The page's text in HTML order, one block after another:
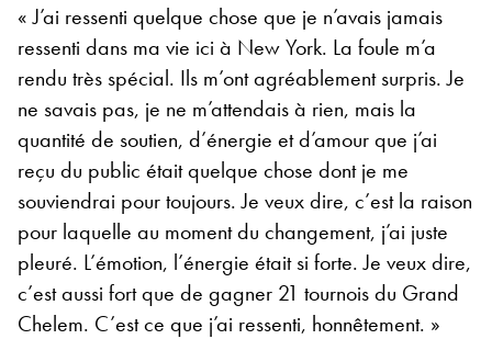
« J’ai ressenti quelque chose que je n’avais jamais
ressenti dans ma vie ici à New York. La foule m’a
rendu très spécial. Ils m’ont agréablement surpris. Je
ne savais pas, je ne m’attendais à rien, mais la
quantité de soutien, d’énergie et d’amour que j’ai
reçu du public était quelque chose dont je me
souviendrai pour toujours. Je veux dire, c’est la raison
pour laquelle au moment du changement, j’ai juste
pleuré. L’émotion, l’énergie était si forte. Je veux dire,
c’est aussi fort que de gagner 21 tournois du Grand
Chelem. C’est ce que j’ai ressenti, honnêtement. »